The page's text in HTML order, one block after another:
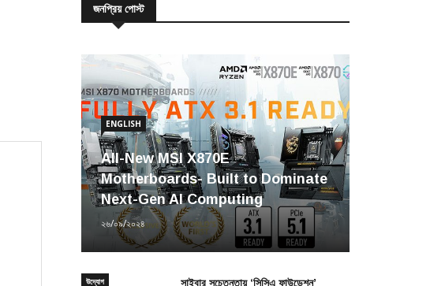
জনপ্রিয় পোস্ট
ENGLISH
All-New MSI X870E
Motherboards- Built to Dominate
Next-Gen AI Computing
২৬/০৯/২০২৪
উদ্যোগ
সাইবার সচেতনতায় ‘সিসিএ ফাউন্ডেশন’